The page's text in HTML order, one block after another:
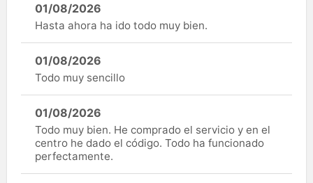
01/08/2026
Hasta ahora ha ido todo muy bien.
01/08/2026
Todo muy sencillo
01/08/2026
Todo muy bien. He comprado el servicio y en el
centro he dado el código. Todo ha funcionado
perfectamente.